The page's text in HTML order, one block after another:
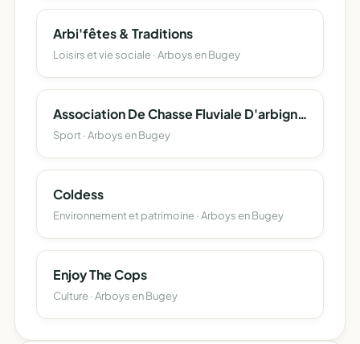
Arbi'fêtes & Traditions
Loisirs et vie sociale · Arboys en Bugey
Association De Chasse Fluviale D'arbignieu
Sport · Arboys en Bugey
Coldess
Environnement et patrimoine · Arboys en Bugey
Enjoy The Cops
Culture · Arboys en Bugey